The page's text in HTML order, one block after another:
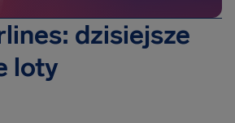
dzisiejsze
loty